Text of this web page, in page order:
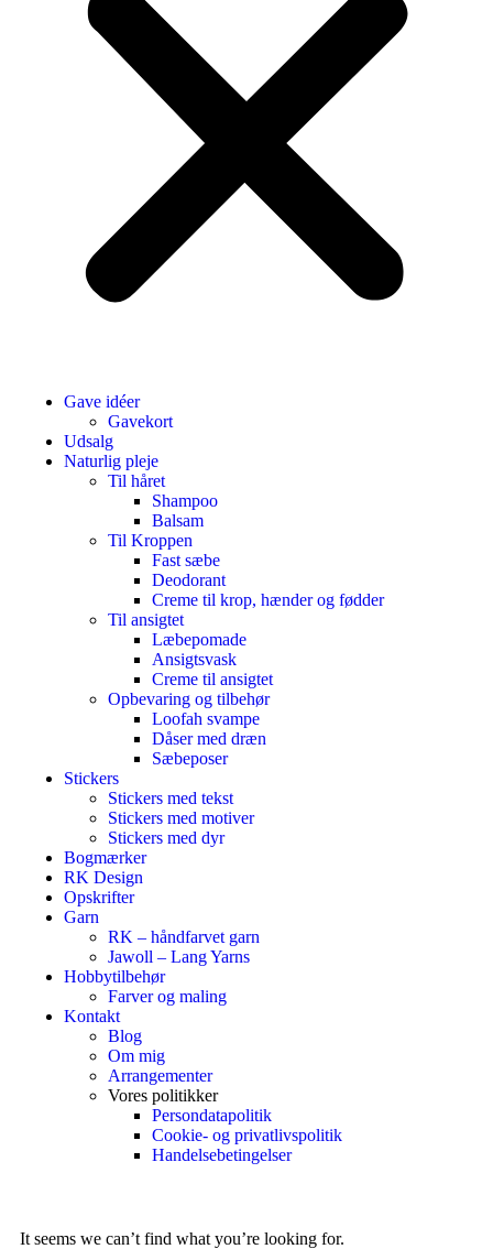
Gave idéer
Gavekort
Udsalg
Naturlig pleje
Til håret
Shampoo
Balsam
Til Kroppen
Fast sæbe
Deodorant
Creme til krop, hænder og fødder
Til ansigtet
Læbepomade
Ansigtsvask
Creme til ansigtet
Opbevaring og tilbehør
Loofah svampe
Dåser med dræn
Sæbeposer
Stickers
Stickers med tekst
Stickers med motiver
Stickers med dyr
Bogmærker
RK Design
Opskrifter
Garn
RK – håndfarvet garn
Jawoll – Lang Yarns
Hobbytilbehør
Farver og maling
Kontakt
Blog
Om mig
Arrangementer
Vores politikker
Persondatapolitik
Cookie- og privatlivspolitik
Handelsebetingelser
It seems we can’t find what you’re looking for.